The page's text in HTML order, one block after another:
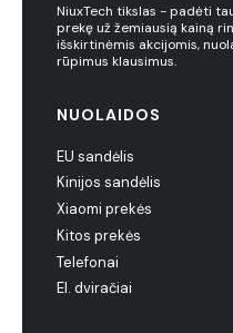
NiuxTech tikslas - padėti
prekę už žemiausią kainą
išskirtinėmis akcijomis,
rūpimus klausimus.
NUOLAIDOS
EU sandėlis
Kinijos sandėlis
Xiaomi prekės
Kitos prekės
Telefonai
El. dviračiai